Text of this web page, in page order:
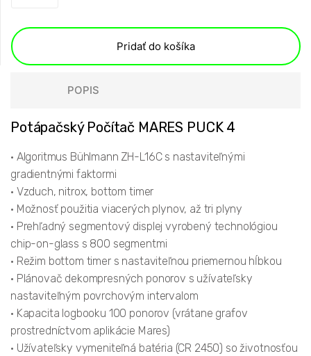
Pridať do košíka
POPIS
Potápačský Počítač MARES PUCK 4
• Algoritmus Bühlmann ZH-L16C s nastaviteľnými
gradientnými faktormi
• Vzduch, nitrox, bottom timer
• Možnosť použitia viacerých plynov, až tri plyny
• Prehľadný segmentový displej vyrobený technológiou
chip-on-glass s 800 segmentmi
• Režim bottom timer s nastaviteľnou priemernou hĺbkou
• Plánovač dekompresných ponorov s užívateľsky
nastaviteľným povrchovým intervalom
• Kapacita logbooku 100 ponorov (vrátane grafov
prostredníctvom aplikácie Mares)
• Užívateľsky vymeniteľná batéria (CR 2450) so životnosťou